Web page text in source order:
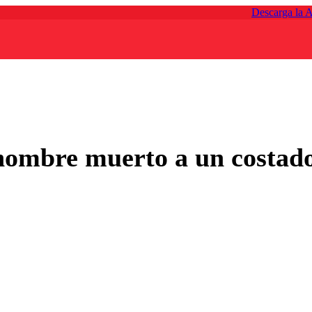
Descarga la
muerto a un